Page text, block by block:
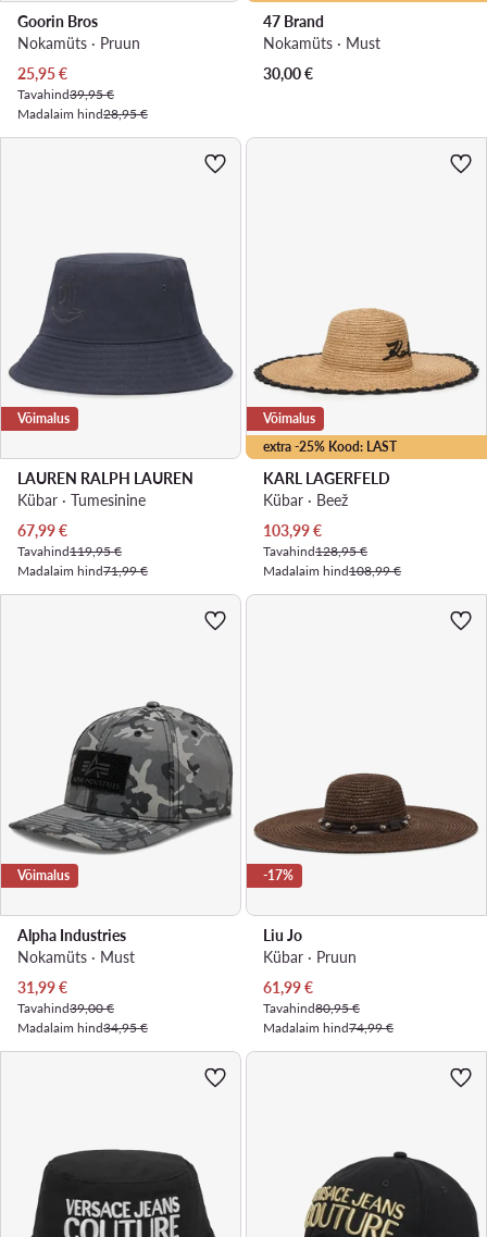
Goorin Bros
Nokamüts · Pruun
Praegune hind
25,95€
Tavahind39,95 €
Madalaim hind28,95 €
47 Brand
Nokamüts · Must
30,00€
Võimalus
LAUREN RALPH LAUREN
Kübar · Tumesinine
Praegune hind
67,99€
Tavahind119,95 €
Madalaim hind71,99 €
extra -25% Kood: LAST
Võimalus
KARL LAGERFELD
Kübar · Beež
Praegune hind
103,99€
Tavahind128,95 €
Madalaim hind108,99 €
Võimalus
Alpha Industries
Nokamüts · Must
Praegune hind
31,99€
Tavahind39,00 €
Madalaim hind34,95 €
-17%
Liu Jo
Kübar · Pruun
Praegune hind
61,99€
Tavahind80,95 €
Madalaim hind74,99 €